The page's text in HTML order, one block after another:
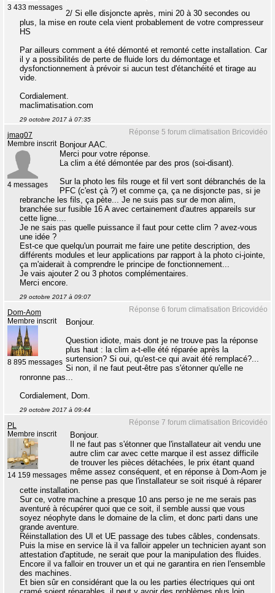
3 433 messages
2/ Si elle disjoncte après, mini 20 à 30 secondes ou
plus, la mise en route cela vient probablement de votre compresseur
HS
Par ailleurs comment a été démonté et remonté cette installation. Car
il y a possibilités de perte de fluide lors du démontage et
dysfonctionnement à prévoir si aucun test d'étanchéité et tirage au
vide.
Cordialement.
maclimatisation.com
29 octobre 2017 à 07:35
Réponse 5 forum climatisation Bricovidéo
jmag07
Membre inscrit
4 messages
Bonjour AAC.
Merci pour votre réponse.
La clim a été démontée par des pros (soi-disant).
Sur la photo les fils rouge et fil vert sont débranchés de la
PFC (c'est çà ?) et comme ça, ça ne disjoncte pas, si je
rebranche les fils, ça pète... Je ne suis pas sur de mon alim,
branchée sur fusible 16 A avec certainement d'autres appareils sur
cette ligne....
Je ne sais pas quelle puissance il faut pour cette clim ? avez-vous
une idée ?
Est-ce que quelqu'un pourrait me faire une petite description, des
différents modules et leur applications par rapport à la photo ci-jointe,
ça m'aiderait à comprendre le principe de fonctionnement...
Je vais ajouter 2 ou 3 photos complémentaires.
Merci encore.
29 octobre 2017 à 09:07
Réponse 6 forum climatisation Bricovidéo
Dom-Aom
Membre inscrit
8 895 messages
Bonjour.
Question idiote, mais dont je ne trouve pas la réponse
plus haut : la clim a-t-elle été réparée après la
surtension? Si oui, qu'est-ce qui avait été remplacé?...
Si non, il ne faut peut-être pas s'étonner qu'elle ne
ronronne pas...
Cordialement, Dom.
29 octobre 2017 à 09:44
Réponse 7 forum climatisation Bricovidéo
PL
Membre inscrit
14 159 messages
Bonjour.
Il ne faut pas s'étonner que l'installateur ait vendu une
autre clim car avec cette marque il est assez difficile
de trouver les pièces détachées, le prix étant quand
même assez conséquent, et en réponse à Dom-Aom je
ne pense pas que l'installateur se soit risqué à réparer
cette installation.
Sur ce, votre machine a presque 10 ans perso je ne me serais pas
aventuré à récupérer quoi que ce soit, il semble aussi que vous
soyez néophyte dans le domaine de la clim, et donc parti dans une
grande aventure.
Réinstallation des UI et UE passage des tubes câbles, condensats.
Puis la mise en service là il va falloir appeler un technicien ayant son
attestation d'aptitude, ne serait que pour la manipulation des fluides.
Encore il va falloir en trouver un et qui ne garantira en rien l'ensemble
des machines.
Et bien sûr en considérant que la ou les parties électriques qui ont
cramé soient réparables, il peut y avoir des problèmes plus loin